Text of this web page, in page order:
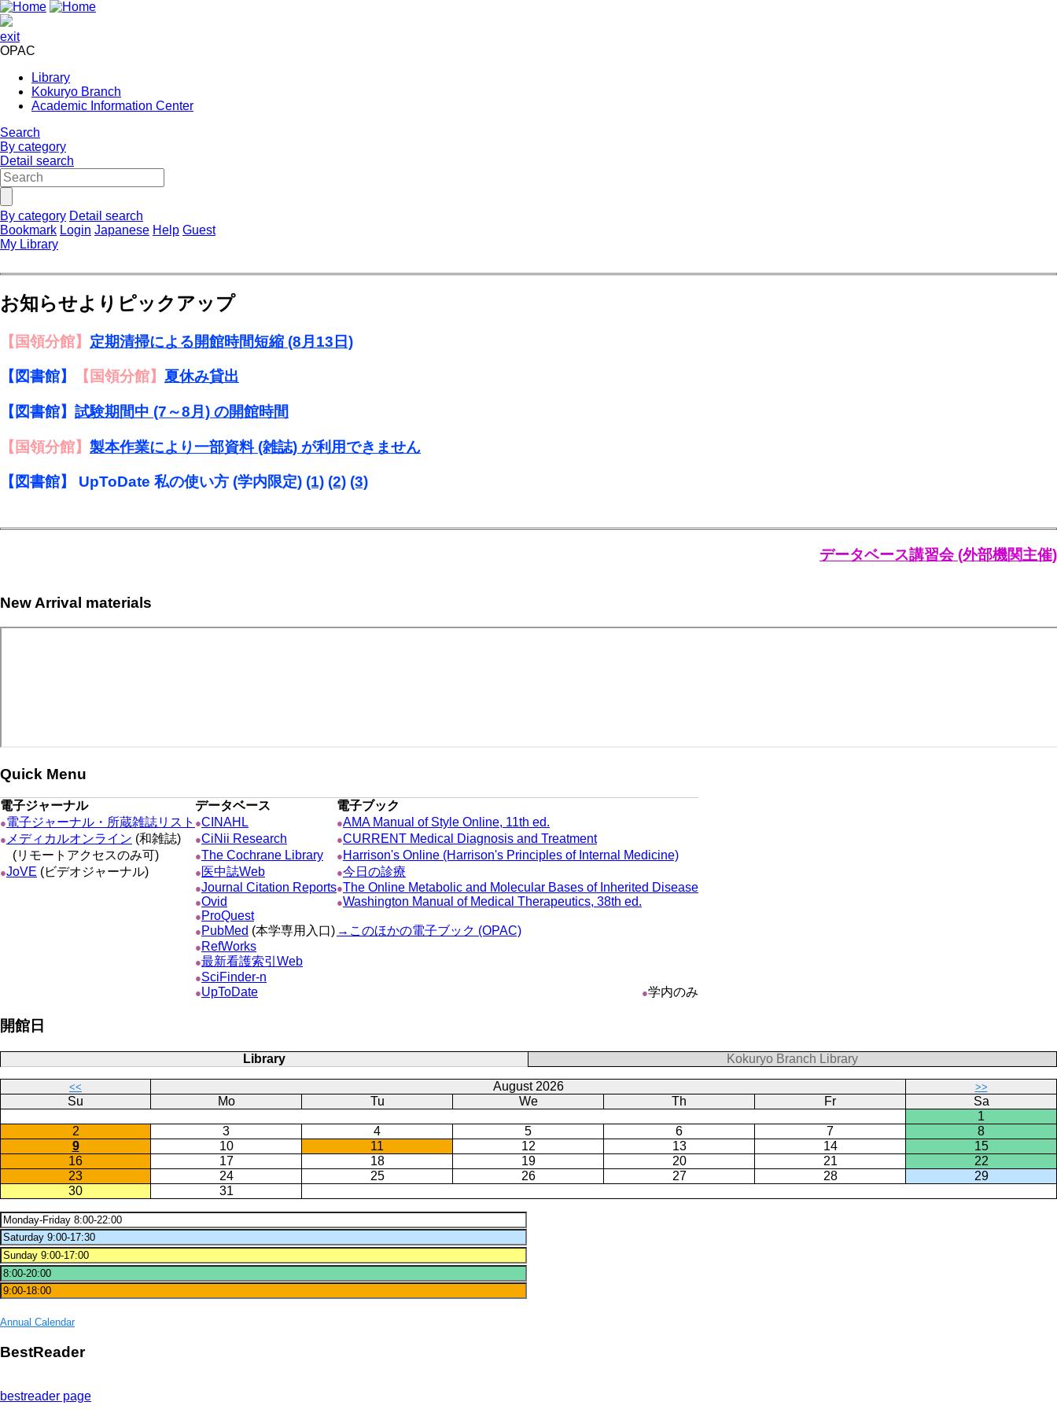
exit
OPAC
Library
Kokuryo Branch
Academic Information Center
Search
By category
Detail search
By category Detail search
Bookmark Login Japanese Help Guest
My Library
お知らせよりピックアップ
【国領分館】 定期清掃による開館時間短縮 (8月13日)
【図書館】 【国領分館】 夏休み貸出
【図書館】 試験期間中 (7～8月) の開館時間
【国領分館】 製本作業により一部資料 (雑誌) が利用できません
【図書館】 UpToDate 私の使い方 (学内限定) (1) (2) (3)
データベース講習会 (外部機関主催)
New Arrival materials
Quick Menu
電子ジャーナル データベース 電子ブック
●電子ジャーナル・所蔵雑誌リスト ●CINAHL ●AMA Manual of Style Online, 11th ed.
● メディカルオンライン (和雑誌) ●CiNii Research ●CURRENT Medical Diagnosis and Treatment
(リモートアクセスのみ可)
●The Cochrane Library ● Harrison's Online (Harrison's Principles of Internal Medicine)
●JoVE (ビデオジャーナル) ● 医中誌Web ●今日の診療
●Journal Citation Reports●The Online Metabolic and Molecular Bases of Inherited Disease
●Ovid ●Washington Manual of Medical Therapeutics, 38th ed.
● ProQuest
● PubMed (本学専用入口) →このほかの電子ブック (OPAC)
● RefWorks
●最新看護索引Web
●SciFinder-n
●UpToDate ●学内のみ
開館日
Library Kokuryo Branch Library
<< August 2026 >>
Su Mo Tu We Th Fr
Sa
1
2
3 4 5 6 7
8
9
10 11 12 13 14
15
16
17 18 19 20 21
22
23
24 25 26 27 28
29
30
31
Annual Calendar
BestReader
bestreader page